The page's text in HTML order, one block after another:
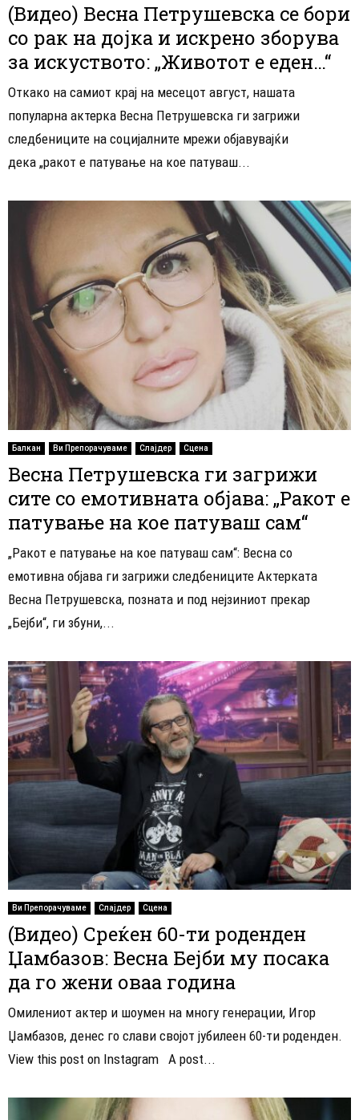
(Видео) Весна Петрушевска се бори
со рак на дојка и искрено зборува
за искуството: „Животот е еден…“
Откако на самиот крај на месецот август, нашата
популарна актерка Весна Петрушевска ги загрижи
следбениците на социјалните мрежи објавувајќи
дека „ракот е патување на кое патуваш...
Балкан Ви Препорачуваме Слајдер Сцена
Весна Петрушевска ги загрижи
сите со емотивната објава: „Ракот е
патување на кое патуваш сам“
„Ракот е патување на кое патуваш сам“: Весна со
емотивна објава ги загрижи следбениците Актерката
Весна Петрушевска, позната и под нејзиниот прекар
„Бејби“, ги збуни,...
Ви Препорачуваме Слајдер Сцена
(Видео) Среќен 60-ти роденден
Џамбазов: Весна Бејби му посака
да го жени оваа година
Омилениот актер и шоумен на многу генерации, Игор
Џамбазов, денес го слави својот јубилеен 60-ти роденден.
View this post on Instagram A post...